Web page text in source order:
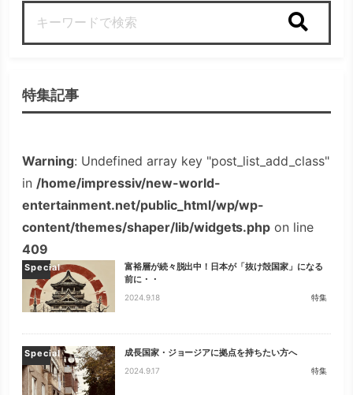
特集記事
Warning: Undefined array key "post_list_add_class"
in /home/impressiv/new-world-
entertainment.net/public_html/wp/wp-
content/themes/shaper/lib/widgets.php on line
409
Special
富裕層が続々脱出中！日本が「抜け殻国家」になる
前に・・
2024.9.18 特集
Special 成長国家・ジョージアに拠点を持ちたい方へ
2024.9.17 特集